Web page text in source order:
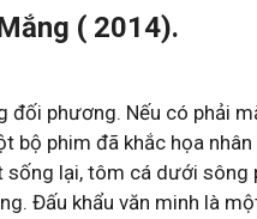
( 2014).
đối phương. Nếu có phải
phim đã khắc họa
lại, tôm cá dưới sông
Đấu khẩu văn minh là